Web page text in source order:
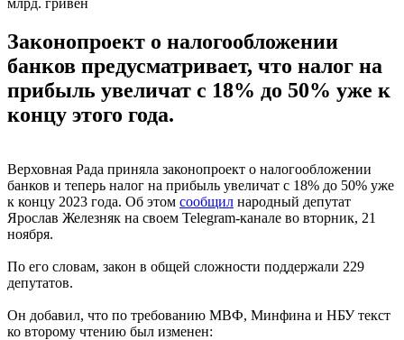
Законопроект о налогообложении
банков предусматривает, что налог на
прибыль увеличат с 18% до 50% уже к
концу этого года.
Верховная Рада приняла законопроект о налогообложении
банков и теперь налог на прибыль увеличат с 18% до 50% уже
к концу 2023 года. Об этом сообщил народный депутат
Ярослав Железняк на своем Telegram-канале во вторник, 21
ноября.
По его словам, закон в общей сложности поддержали 229
депутатов.
Он добавил, что по требованию МВФ, Минфина и НБУ текст
ко второму чтению был изменен: